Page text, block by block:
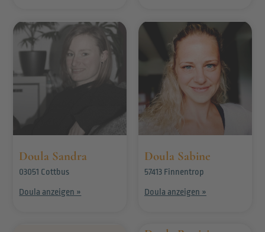
Doula Sandra
03051 Cottbus
Doula anzeigen »
Doula Sabine
57413 Finnentrop
Doula anzeigen »